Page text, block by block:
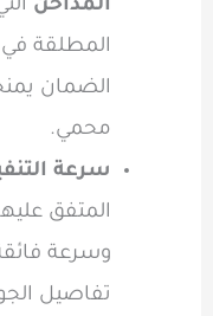
المداخن
المطلقة في
الضمان
محمي.
سرعة
المتفق
وسرعة
تفاصيل